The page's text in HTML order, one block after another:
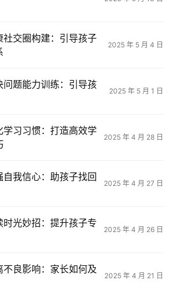
社交圈构建：引导孩子
2025 年 5 月 4 日
问题能力训练：引导孩
2025 年 5 月 1 日
学习习惯：打造高效学
2025 年 4 月 28 日
自我信心：助孩子找回
2025 年 4 月 27 日
时光妙招：提升孩子专
2025 年 4 月 26 日
不良影响：家长如何及
2025 年 4 月 21 日